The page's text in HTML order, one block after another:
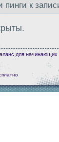
пинги к
для начинающих